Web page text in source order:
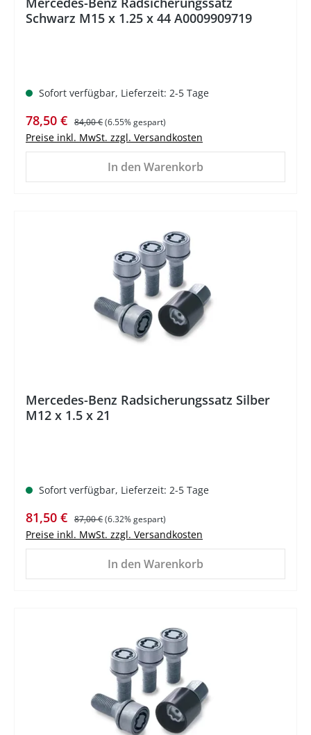
Schwarz M15 x 1.25 x 44 A0009909719
Sofort verfügbar, Lieferzeit: 2-5 Tage
Verkaufspreis:
78,50 € Regulärer Preis:
84,00 €(6.55% gespart)
Preise inkl. MwSt. zzgl. Versandkosten
In den Warenkorb
Mercedes-Benz Radsicherungssatz Silber
M12 x 1.5 x 21
Sofort verfügbar, Lieferzeit: 2-5 Tage
Verkaufspreis:
81,50 € Regulärer Preis:
87,00 €(6.32% gespart)
Preise inkl. MwSt. zzgl. Versandkosten
In den Warenkorb